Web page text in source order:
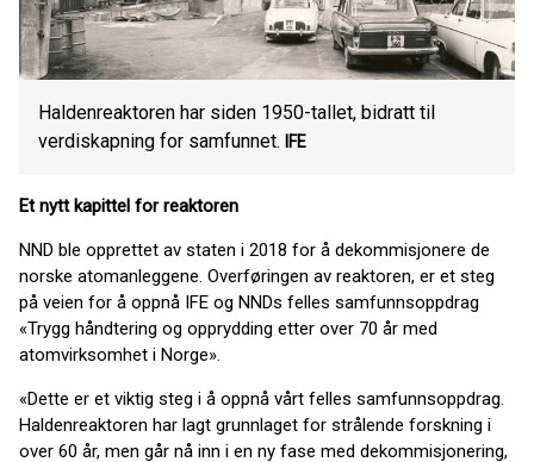
Haldenreaktoren har siden 1950-tallet, bidratt til
verdiskapning for samfunnet.
IFE
Et nytt kapittel for reaktoren
NND ble opprettet av staten i 2018 for å dekommisjonere de
norske atomanleggene. Overføringen av reaktoren, er et steg
på veien for å oppnå IFE og NNDs felles samfunnsoppdrag
«Trygg håndtering og opprydding etter over 70 år med
atomvirksomhet i Norge».
«Dette er et viktig steg i å oppnå vårt felles samfunnsoppdrag.
Haldenreaktoren har lagt grunnlaget for strålende forskning i
over 60 år, men går nå inn i en ny fase med dekommisjonering,